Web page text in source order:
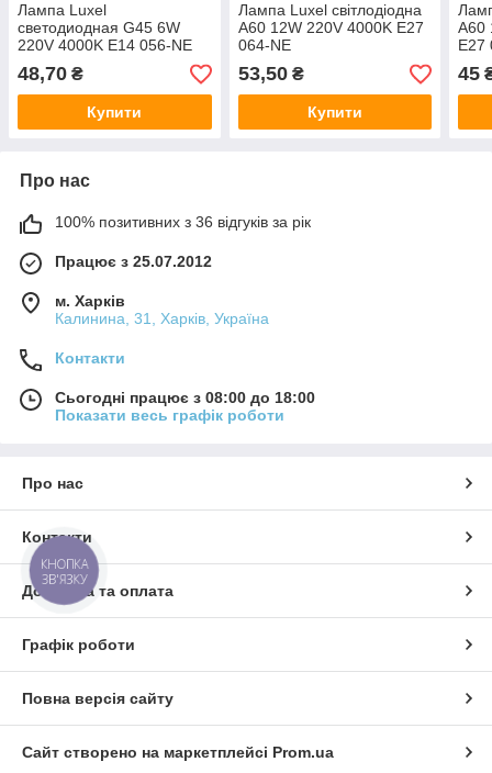
Лампа Luxel
светодиодная G45 6W
220V 4000K Е14 056-NE
48,70 ₴
Купити
Лампа Luxel світлодіодна
A60 12W 220V 4000K Е27
064-NE
53,50₴
Купити
A60
E27
45
Про нас
100% позитивних з 36 відгуків за рік
Працює з 25.07.2012
м. Харків
Калинина, 31, Харків, Україна
Контакти
Сьогодні працює з 08:00 до 18:00
Показати весь графік роботи
Про нас
Контакти
Доставка та оплата
Графік роботи
Повна версія сайту
Сайт створено на маркетплейсі Prom.ua
КНОПКА
ЗВ'ЯЗКУ